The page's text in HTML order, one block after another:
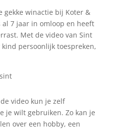
gekke winactie bij Koter &
7 jaar in omloop en heeft
Met de video van Sint
persoonlijk toespreken,
video kun je zelf
je wilt gebruiken. Zo kan je
over een hobby, een